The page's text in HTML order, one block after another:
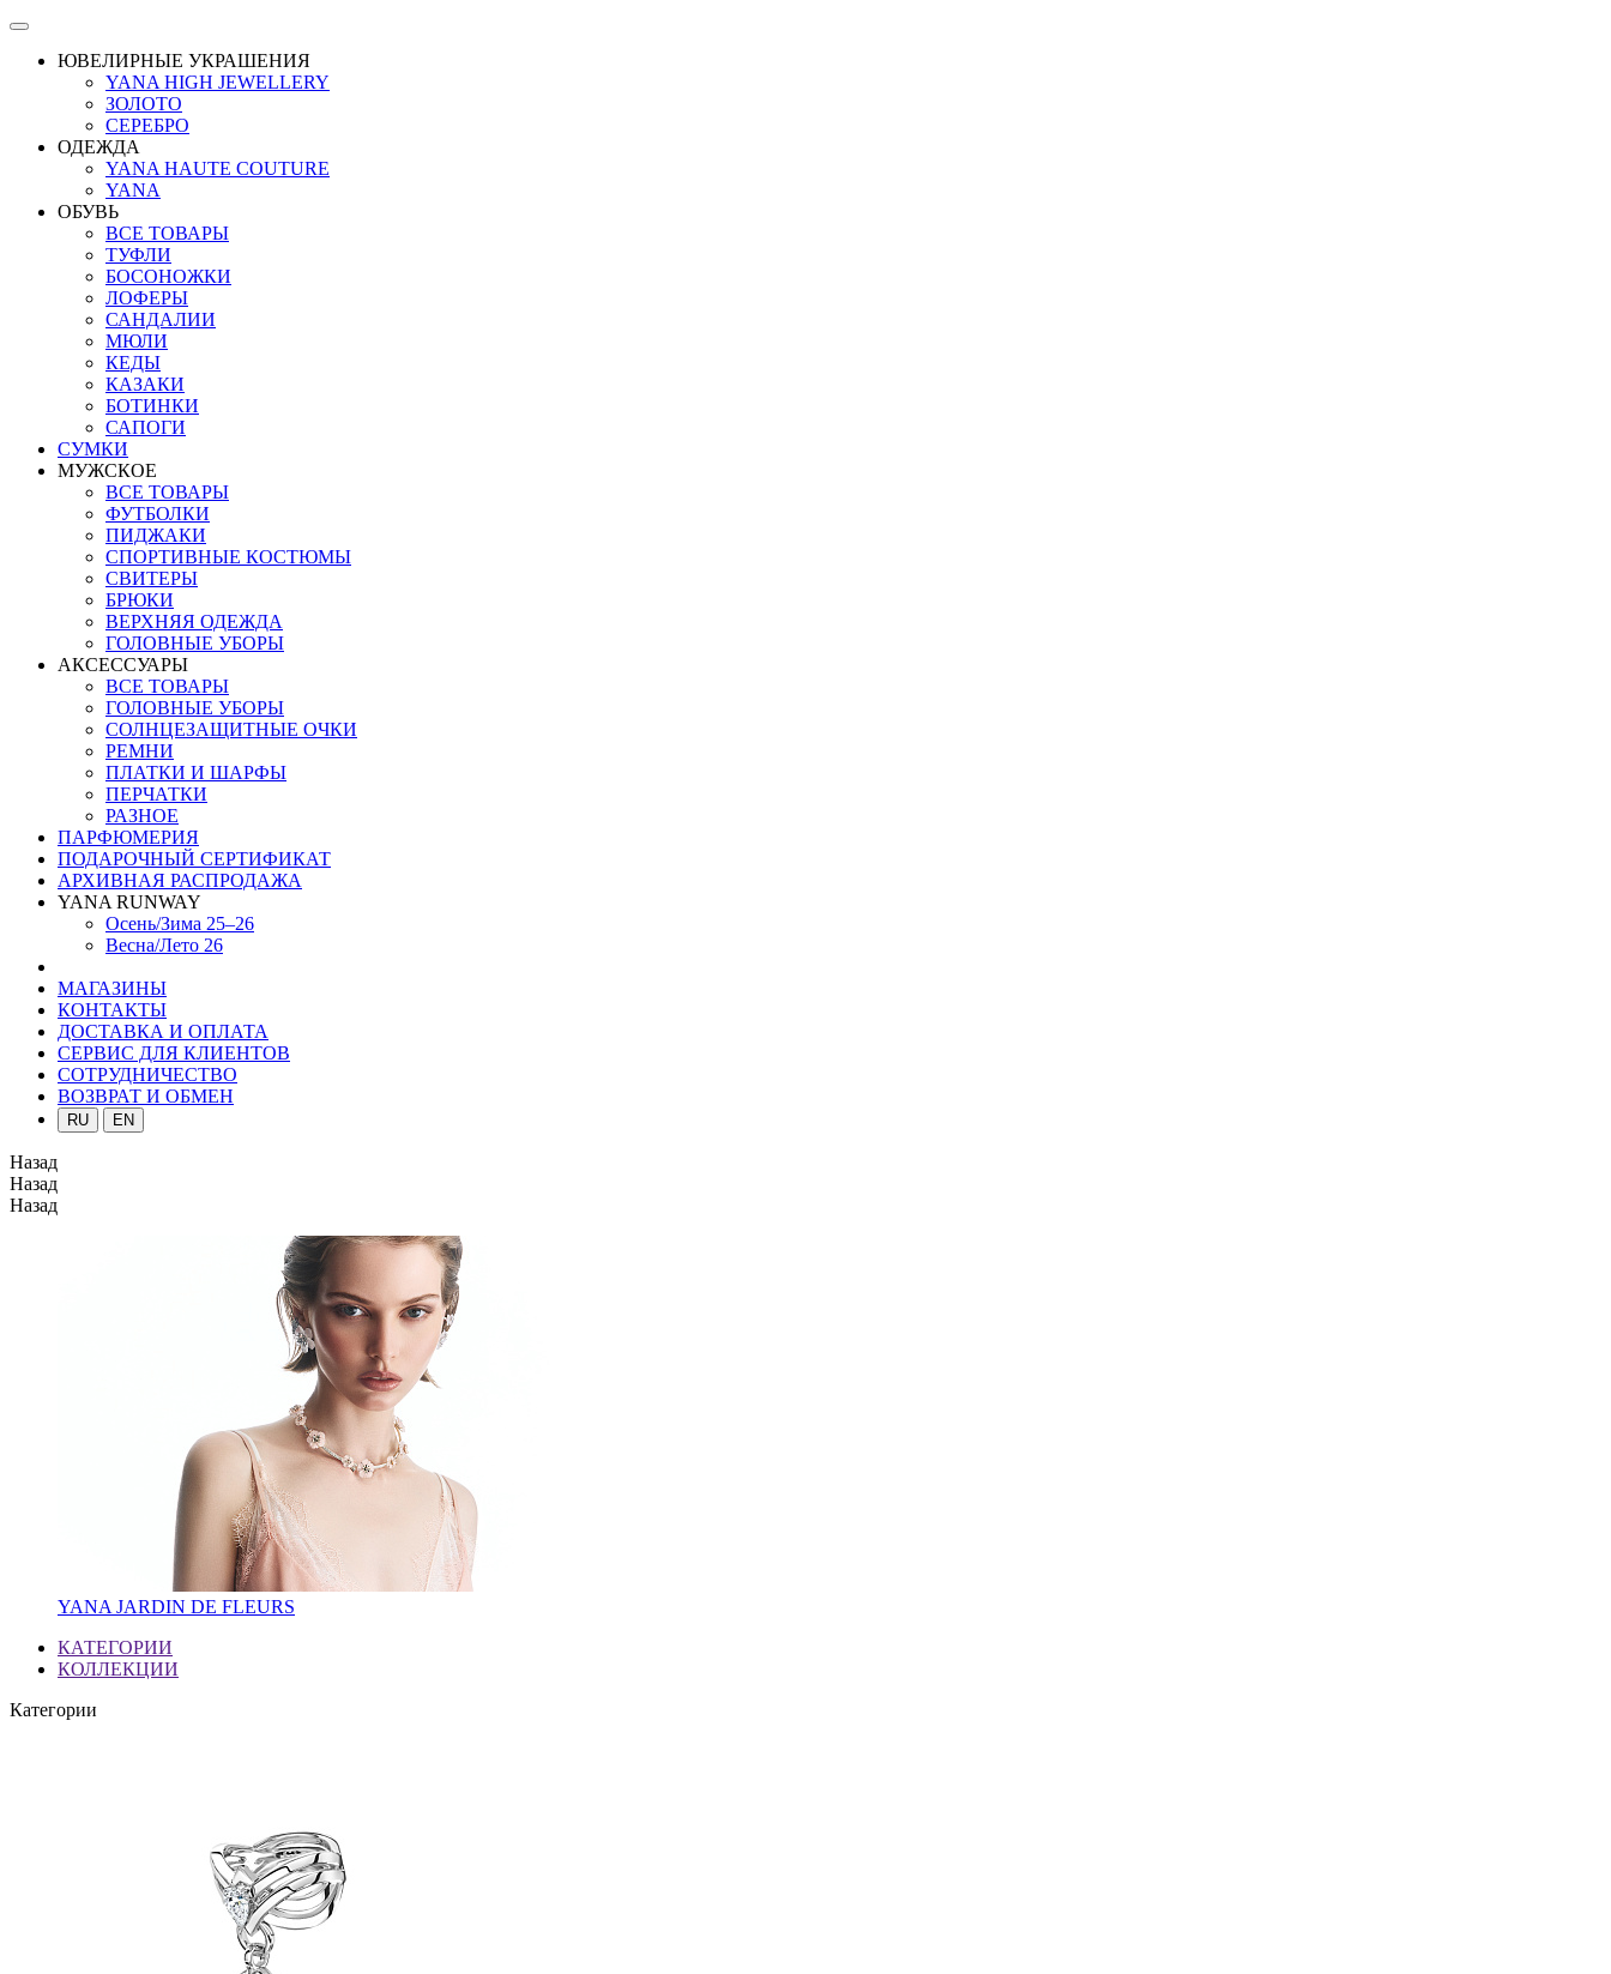
ЮВЕЛИРНЫЕ УКРАШЕНИЯ
YANA HIGH JEWELLERY
ЗОЛОТО
СЕРЕБРО
ОДЕЖДА
YANA HAUTE COUTURE
YANA
ОБУВЬ
ВСЕ ТОВАРЫ
ТУФЛИ
БОСОНОЖКИ
ЛОФЕРЫ
САНДАЛИИ
МЮЛИ
КЕДЫ
КАЗАКИ
БОТИНКИ
САПОГИ
СУМКИ
МУЖСКОЕ
ВСЕ ТОВАРЫ
ФУТБОЛКИ
ПИДЖАКИ
СПОРТИВНЫЕ КОСТЮМЫ
СВИТЕРЫ
БРЮКИ
ВЕРХНЯЯ ОДЕЖДА
ГОЛОВНЫЕ УБОРЫ
АКСЕССУАРЫ
ВСЕ ТОВАРЫ
ГОЛОВНЫЕ УБОРЫ
СОЛНЦЕЗАЩИТНЫЕ ОЧКИ
РЕМНИ
ПЛАТКИ И ШАРФЫ
ПЕРЧАТКИ
РАЗНОЕ
ПАРФЮМЕРИЯ
ПОДАРОЧНЫЙ СЕРТИФИКАТ
АРХИВНАЯ РАСПРОДАЖА
YANA RUNWAY
Осень/Зима 25–26
Весна/Лето 26
МАГАЗИНЫ
КОНТАКТЫ
ДОСТАВКА И ОПЛАТА
СЕРВИС ДЛЯ КЛИЕНТОВ
СОТРУДНИЧЕСТВО
ВОЗВРАТ И ОБМЕН
RU EN
Назад
Назад
Назад
YANA JARDIN DE FLEURS
КАТЕГОРИИ
КОЛЛЕКЦИИ
Категории